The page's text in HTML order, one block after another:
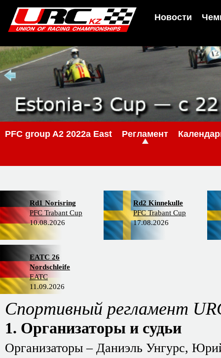
Новости
PFС group A2 2022a East Регламент
Rd1 Norisring
PFC Trabant Cup
10.08.2026
Rd2 Kinnekulle
PFC Trabant Cup
17.08.2026
EATC 26
Nordschleife
EATC
11.09.2026
Спортивный регламент
1. Организаторы и судьи
Организаторы – Даниэль Унгурс,